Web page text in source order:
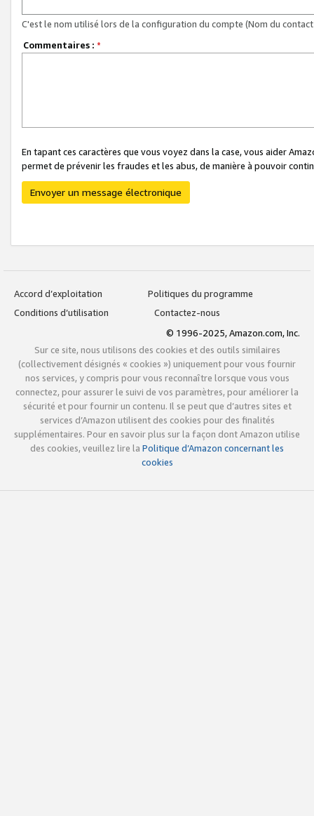
C'est le nom utilisé lors de la configuration du compte (Nom du
Commentaires : *
En tapant ces caractères que vous voyez dans la case, vous aider
permet de prévenir les fraudes et les abus, de manière à pouvoir
Envoyer un message électronique
Accord d’exploitation
Politiques du programme
Conditions d’utilisation
Contactez-nous
© 1996-2025, Amazon.com, Inc.
Sur ce site, nous utilisons des cookies et des outils similaires
(collectivement désignés « cookies ») uniquement pour vous fournir
nos services, y compris pour vous reconnaître lorsque vous vous
connectez, pour assurer le suivi de vos paramètres, pour améliorer la
sécurité et pour fournir un contenu. Il se peut que d’autres sites et
services d’Amazon utilisent des cookies pour des finalités
supplémentaires. Pour en savoir plus sur la façon dont Amazon utilise
des cookies, veuillez lire la Politique d’Amazon concernant les
cookies